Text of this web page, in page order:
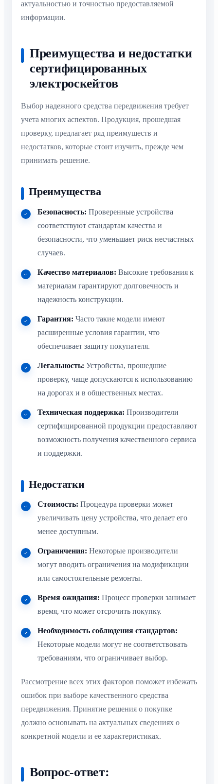
актуальностью и точностью предоставляемой
информации.
Преимущества и недостатки
сертифицированных
электроскейтов
Выбор надежного средства передвижения требует
учета многих аспектов. Продукция, прошедшая
проверку, предлагает ряд преимуществ и
недостатков, которые стоит изучить, прежде чем
принимать решение.
Преимущества
Безопасность: Проверенные устройства
соответствуют стандартам качества и
безопасности, что уменьшает риск несчастных
случаев.
Качество материалов: Высокие требования к
материалам гарантируют долговечность и
надежность конструкции.
Гарантия: Часто такие модели имеют
расширенные условия гарантии, что
обеспечивает защиту покупателя.
Легальность: Устройства, прошедшие
проверку, чаще допускаются к использованию
на дорогах и в общественных местах.
Техническая поддержка: Производители
сертифицированной продукции предоставляют
возможность получения качественного сервиса
и поддержки.
Недостатки
Стоимость: Процедура проверки может
увеличивать цену устройства, что делает его
менее доступным.
Ограничения: Некоторые производители
могут вводить ограничения на модификации
или самостоятельные ремонты.
Время ожидания: Процесс проверки занимает
время, что может отсрочить покупку.
Необходимость соблюдения стандартов:
Некоторые модели могут не соответствовать
требованиям, что ограничивает выбор.
Рассмотрение всех этих факторов поможет избежать
ошибок при выборе качественного средства
передвижения. Принятие решения о покупке
должно основывать на актуальных сведениях о
конкретной модели и ее характеристиках.
Вопрос-ответ: